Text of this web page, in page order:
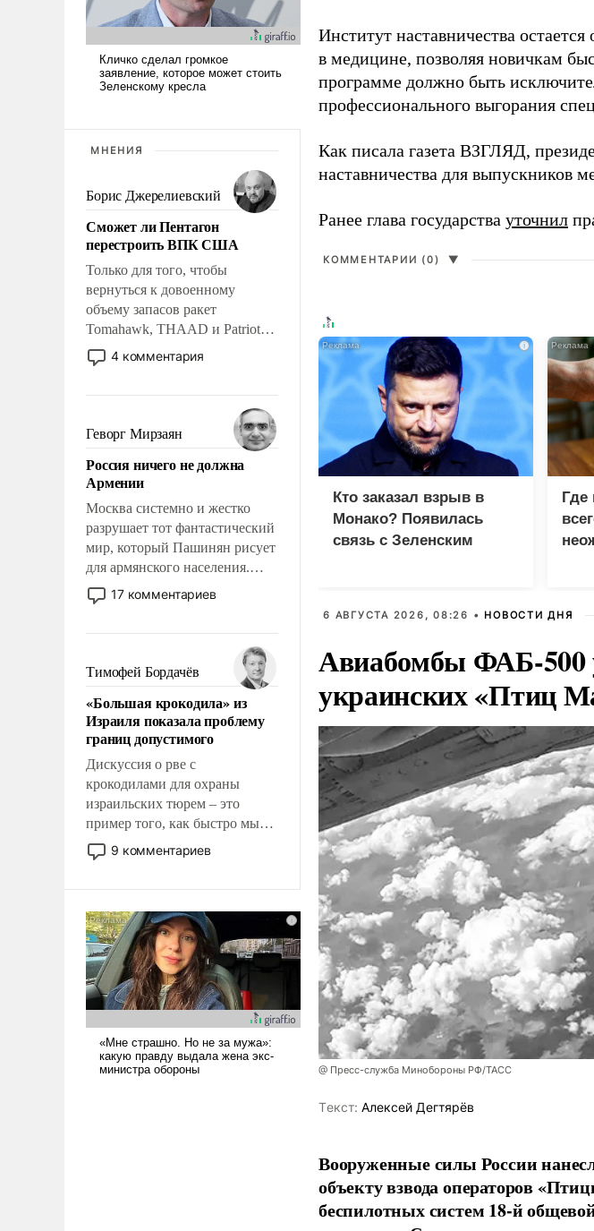
МНЕНИЯ
Борис Джерелиевский
Сможет ли Пентагон
перестроить ВПК США
Только для того, чтобы
вернуться к довоенному
объему запасов ракет
Tomahawk, THAAD и Patriot
США потребуется более трех
лет. Даже небольшая война с
Сложившаяся ситуация
означает многолетний период
уязвимости США, например,
перед Китаем.
4 комментария
Геворг Мирзаян
Россия ничего не должна
Армении
Москва системно и жестко
разрушает тот фантастический
мир, который Пашинян рисует
для армянского населения.
Мир, где политические
прожекты будут безусловно
налогоплательщиков и где
Еревану за свои поступки не
нужно отвечать.
17 комментариев
Тимофей Бордачёв
«Большая крокодила» из
Израиля показала проблему
границ допустимого
Дискуссия о рве с
крокодилами для охраны
израильских тюрем – это
пример того, как быстро мы
двигаемся по пути
революционных изменений.
псевдонаучной фантастики,
стало всерьез обсуждаемой
идеей.
9 комментариев
Институт наставничества
в медицине, позволяя новичкам
программе должно быть
профессионального выгорания
Как писала газета ВЗГЛЯД,
наставничества для выпускников
Ранее глава государства уточнил
КОММЕНТАРИИ (0) ▼
i
Кто заказал взрыв в
Монако? Появилась
связь с Зеленским
Где
6 АВГУСТА 2026, 08:26 • НОВОСТИ ДНЯ
Авиабомбы ФАБ-500
украинских «Птиц
@ Пресс-служба Минобороны РФ/ТАСС
Tекст: Алексей Дегтярёв
Вооруженные силы России
объекту взвода операторов
беспилотных систем 18-й